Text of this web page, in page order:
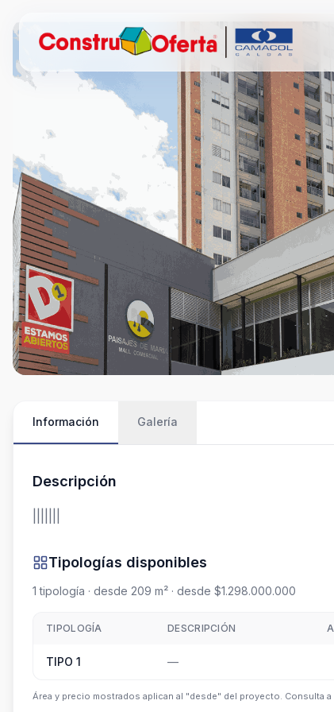
Información Galería
Descripción
Tipologías disponibles
1 tipología · desde 209 m² · desde $1.298.000.000
TIPOLOGÍA DESCRIPCIÓN
TIPO 1 —
Área y precio mostrados aplican al "desde" del proyecto. Consulta